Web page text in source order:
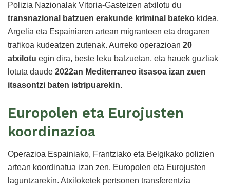
Polizia Nazionalak Vitoria-Gasteizen atxilotu du
transnazional batzuen erakunde kriminal bateko kidea,
Argelia eta Espainiaren artean migranteen eta drogaren
trafikoa kudeatzen zutenak. Aurreko operazioan 20
atxilotu egin dira, beste leku batzuetan, eta hauek guztiak
lotuta daude 2022an Mediterraneo itsasoa izan zuen
itsasontzi baten istripuarekin.
Europolen eta Eurojusten
koordinazioa
Operazioa Espainiako, Frantziako eta Belgikako polizien
artean koordinatua izan zen, Europolen eta Eurojusten
laguntzarekin. Atxiloketek pertsonen transferentzia